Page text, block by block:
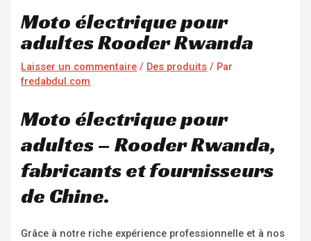
Moto électrique pour
adultes Rooder Rwanda
Laisser un commentaire / Des produits / Par
fredabdul.com
Moto électrique pour
adultes – Rooder Rwanda,
fabricants et fournisseurs
de Chine.
Grâce à notre riche expérience professionnelle et à nos